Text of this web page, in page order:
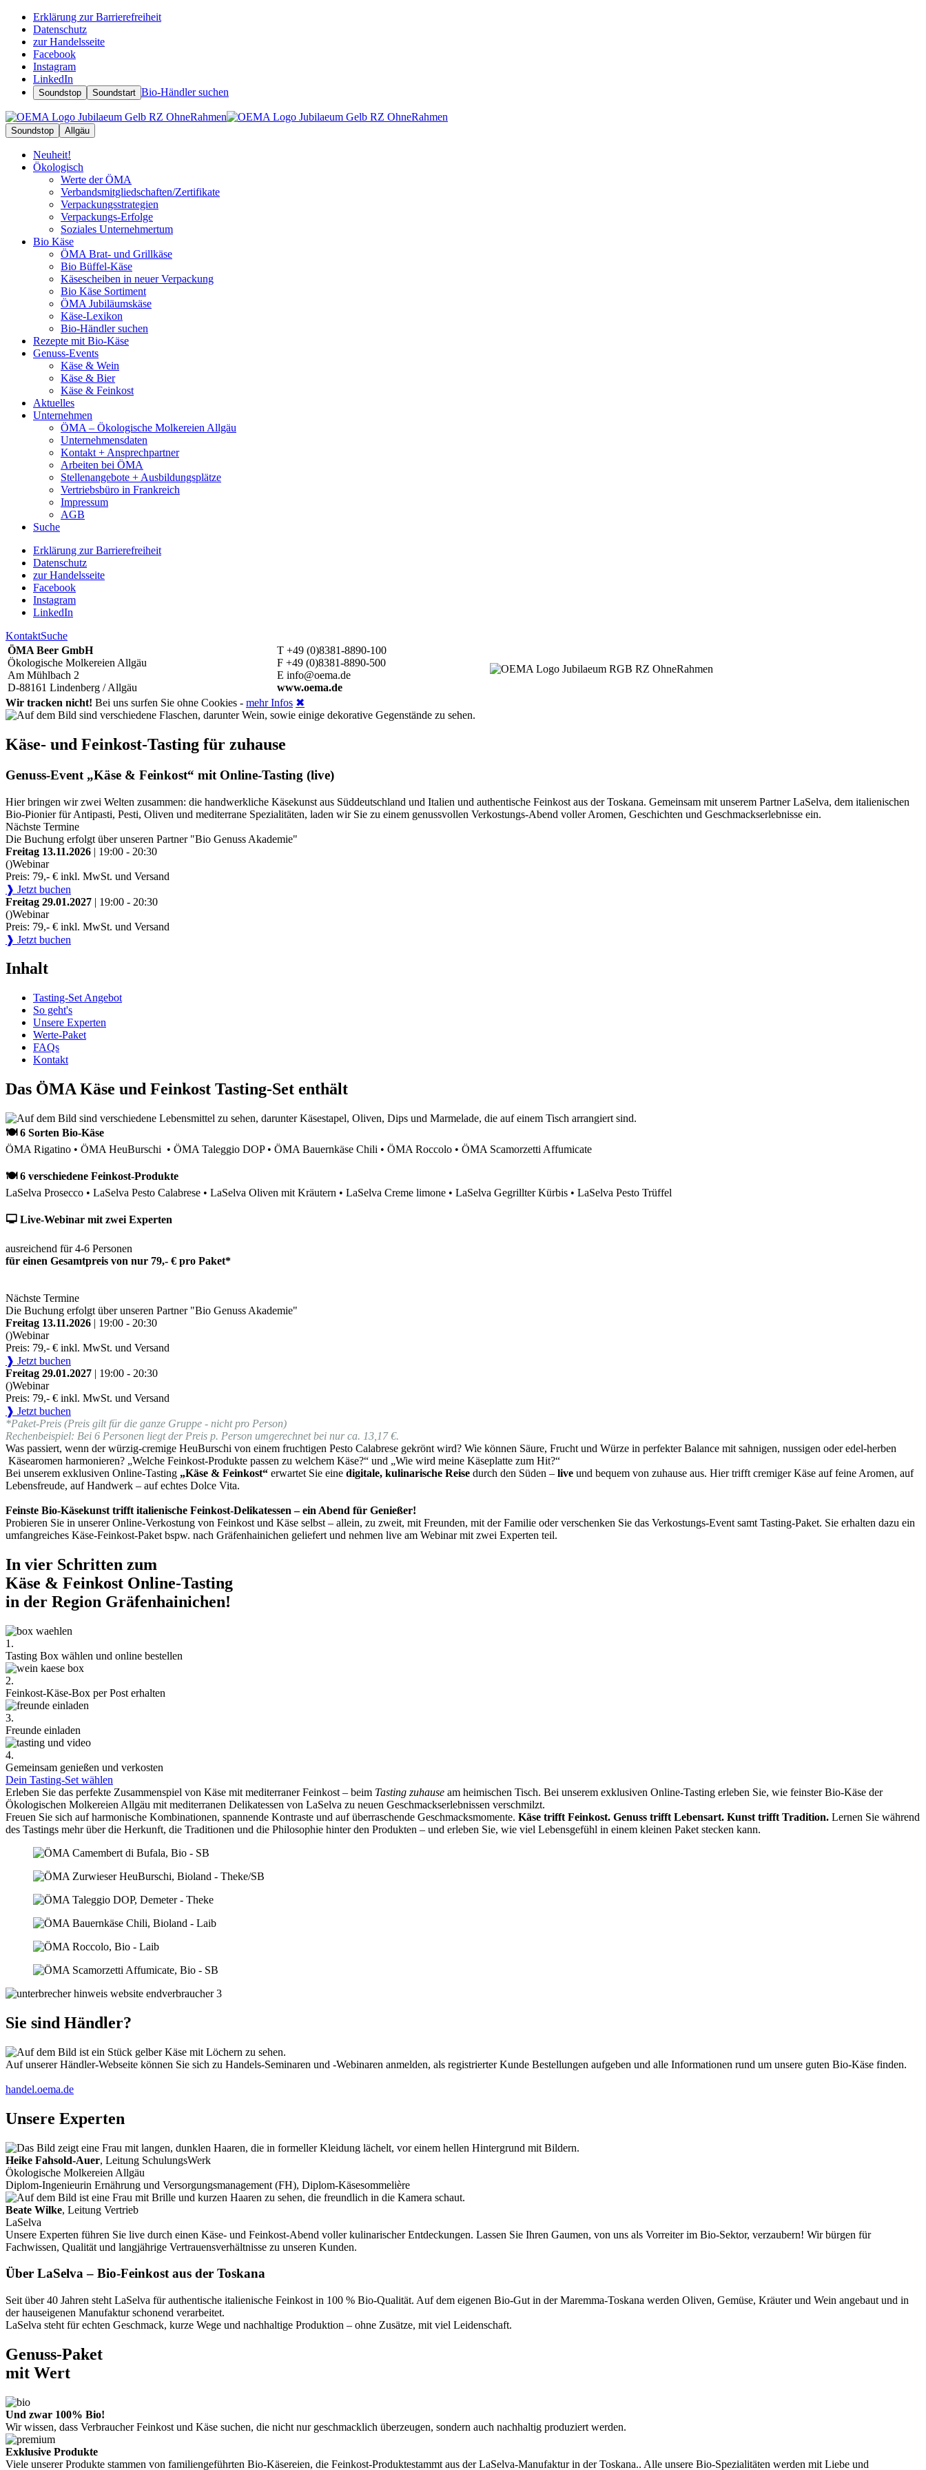
Erklärung zur Barrierefreiheit
Datenschutz
zur Handelsseite
Facebook
Instagram
LinkedIn
Soundstop Soundstart Bio-Händler suchen
Soundstop Allgäu
Neuheit!
Ökologisch
Werte der ÖMA
Verbandsmitgliedschaften/Zertifikate
Verpackungsstrategien
Verpackungs-Erfolge
Soziales Unternehmertum
Bio Käse
ÖMA Brat- und Grillkäse
Bio Büffel-Käse
Käsescheiben in neuer Verpackung
Bio Käse Sortiment
ÖMA Jubiläumskäse
Käse-Lexikon
Bio-Händler suchen
Rezepte mit Bio-Käse
Genuss-Events
Käse & Wein
Käse & Bier
Käse & Feinkost
Aktuelles
Unternehmen
ÖMA – Ökologische Molkereien Allgäu
Unternehmensdaten
Kontakt + Ansprechpartner
Arbeiten bei ÖMA
Stellenangebote + Ausbildungsplätze
Vertriebsbüro in Frankreich
Impressum
AGB
Suche
Erklärung zur Barrierefreiheit
Datenschutz
zur Handelsseite
Facebook
Instagram
LinkedIn
KontaktSuche
ÖMA Beer GmbH
Ökologische Molkereien Allgäu
Am Mühlbach 2
D-88161 Lindenberg / Allgäu
T +49 (0)8381-8890-100
F +49 (0)8381-8890-500
E info@oema.de
www.oema.de
Wir tracken nicht! Bei uns surfen Sie ohne Cookies - mehr Infos ✖
Käse- und Feinkost-Tasting für zuhause
Genuss-Event „Käse & Feinkost“ mit Online-Tasting (live)
Hier bringen wir zwei Welten zusammen: die handwerkliche Käsekunst aus Süddeutschland und Italien und authentische Feinkost aus der Toskana. Gemeinsam mit unserem Partner LaSelva, dem italienischen
Bio-Pionier für Antipasti, Pesti, Oliven und mediterrane Spezialitäten, laden wir Sie zu einem genussvollen Verkostungs-Abend voller Aromen, Geschichten und Geschmackserlebnisse ein.
Nächste Termine
Die Buchung erfolgt über unseren Partner "Bio Genuss Akademie"
Freitag 13.11.2026 | 19:00 - 20:30
()Webinar
Preis: 79,- € inkl. MwSt. und Versand
❱ Jetzt buchen
Freitag 29.01.2027 | 19:00 - 20:30
()Webinar
Preis: 79,- € inkl. MwSt. und Versand
❱ Jetzt buchen
Inhalt
Tasting-Set Angebot
So geht's
Unsere Experten
Werte-Paket
FAQs
Kontakt
Das ÖMA Käse und Feinkost Tasting-Set enthält
🍽 6 Sorten Bio-Käse
ÖMA Rigatino • ÖMA HeuBurschi • ÖMA Taleggio DOP • ÖMA Bauernkäse Chili • ÖMA Roccolo • ÖMA Scamorzetti Affumicate
🍽 6 verschiedene Feinkost-Produkte
LaSelva Prosecco • LaSelva Pesto Calabrese • LaSelva Oliven mit Kräutern • LaSelva Creme limone • LaSelva Gegrillter Kürbis • LaSelva Pesto Trüffel
🖵 Live-Webinar mit zwei Experten
ausreichend für 4-6 Personen
für einen Gesamtpreis von nur 79,- € pro Paket*
Nächste Termine
Die Buchung erfolgt über unseren Partner "Bio Genuss Akademie"
Freitag 13.11.2026 | 19:00 - 20:30
()Webinar
Preis: 79,- € inkl. MwSt. und Versand
❱ Jetzt buchen
Freitag 29.01.2027 | 19:00 - 20:30
()Webinar
Preis: 79,- € inkl. MwSt. und Versand
❱ Jetzt buchen
*Paket-Preis (Preis gilt für die ganze Gruppe - nicht pro Person)
Rechenbeispiel: Bei 6 Personen liegt der Preis p. Person umgerechnet bei nur ca. 13,17 €.
Was passiert, wenn der würzig-cremige HeuBurschi von einem fruchtigen Pesto Calabrese gekrönt wird? Wie können Säure, Frucht und Würze in perfekter Balance mit sahnigen, nussigen oder edel-herben
Käsearomen harmonieren? „Welche Feinkost-Produkte passen zu welchem Käse?“ und „Wie wird meine Käseplatte zum Hit?“
Bei unserem exklusiven Online-Tasting „Käse & Feinkost“ erwartet Sie eine digitale, kulinarische Reise durch den Süden – live und bequem von zuhause aus. Hier trifft cremiger Käse auf feine Aromen, auf
Lebensfreude, auf Handwerk – auf echtes Dolce Vita.
Feinste Bio-Käsekunst trifft italienische Feinkost-Delikatessen – ein Abend für Genießer!
Probieren Sie in unserer Online-Verkostung von Feinkost und Käse selbst – allein, zu zweit, mit Freunden, mit der Familie oder verschenken Sie das Verkostungs-Event samt Tasting-Paket. Sie erhalten dazu ein
umfangreiches Käse-Feinkost-Paket bspw. nach Gräfenhainichen geliefert und nehmen live am Webinar mit zwei Experten teil.
In vier Schritten zum
Käse & Feinkost Online-Tasting
in der Region Gräfenhainichen!
1.
Tasting Box wählen und online bestellen
2.
Feinkost-Käse-Box per Post erhalten
3.
Freunde einladen
4.
Gemeinsam genießen und verkosten
Dein Tasting-Set wählen
Erleben Sie das perfekte Zusammenspiel von Käse mit mediterraner Feinkost – beim Tasting zuhause am heimischen Tisch. Bei unserem exklusiven Online-Tasting erleben Sie, wie feinster Bio-Käse der
Ökologischen Molkereien Allgäu mit mediterranen Delikatessen von LaSelva zu neuen Geschmackserlebnissen verschmilzt.
Freuen Sie sich auf harmonische Kombinationen, spannende Kontraste und auf überraschende Geschmacksmomente. Käse trifft Feinkost. Genuss trifft Lebensart. Kunst trifft Tradition. Lernen Sie während
des Tastings mehr über die Herkunft, die Traditionen und die Philosophie hinter den Produkten – und erleben Sie, wie viel Lebensgefühl in einem kleinen Paket stecken kann.
Sie sind Händler?
Auf unserer Händler-Webseite können Sie sich zu Handels-Seminaren und -Webinaren anmelden, als registrierter Kunde Bestellungen aufgeben und alle Informationen rund um unsere guten Bio-Käse finden.
handel.oema.de
Unsere Experten
Heike Fahsold-Auer, Leitung SchulungsWerk
Ökologische Molkereien Allgäu
Diplom-Ingenieurin Ernährung und Versorgungsmanagement (FH), Diplom-Käsesommelière
Beate Wilke, Leitung Vertrieb
LaSelva
Unsere Experten führen Sie live durch einen Käse- und Feinkost-Abend voller kulinarischer Entdeckungen. Lassen Sie Ihren Gaumen, von uns als Vorreiter im Bio-Sektor, verzaubern! Wir bürgen für
Fachwissen, Qualität und langjährige Vertrauensverhältnisse zu unseren Kunden.
Über LaSelva – Bio-Feinkost aus der Toskana
Seit über 40 Jahren steht LaSelva für authentische italienische Feinkost in 100 % Bio-Qualität. Auf dem eigenen Bio-Gut in der Maremma-Toskana werden Oliven, Gemüse, Kräuter und Wein angebaut und in
der hauseigenen Manufaktur schonend verarbeitet.
LaSelva steht für echten Geschmack, kurze Wege und nachhaltige Produktion – ohne Zusätze, mit viel Leidenschaft.
Genuss-Paket
mit Wert
Und zwar 100% Bio!
Wir wissen, dass Verbraucher Feinkost und Käse suchen, die nicht nur geschmacklich überzeugen, sondern auch nachhaltig produziert werden.
Exklusive Produkte
Viele unserer Produkte stammen von familiengeführten Bio-Käsereien, die Feinkost-Produktestammt aus der LaSelva-Manufaktur in der Toskana.. Alle unsere Bio-Spezialitäten werden mit Liebe und